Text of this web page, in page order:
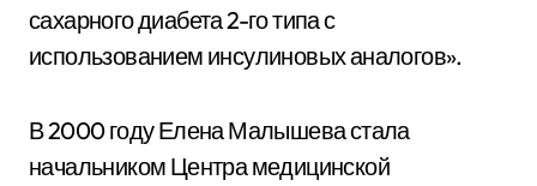
сахарного диабета 2-го типа с
использованием инсулиновых аналогов».
В 2000 году Елена Малышева стала
начальником Центра медицинской